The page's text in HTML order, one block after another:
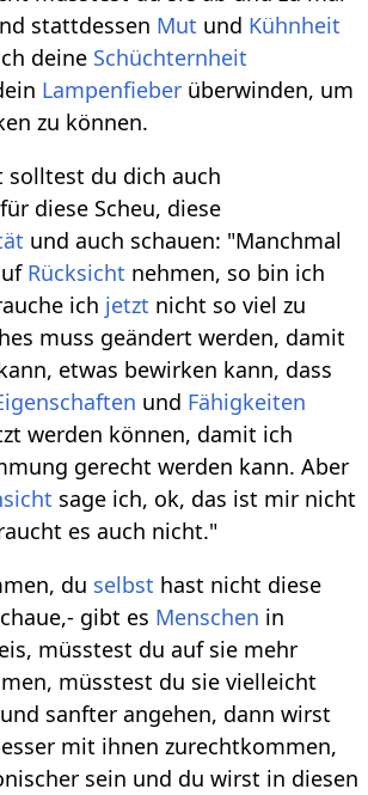
stattdessen Mut und Kühnheit
deine Schüchternheit
Lampenfieber überwinden, um
zu können.
solltest du dich auch
diese Scheu, diese
und auch schauen: "Manchmal
Rücksicht nehmen, so bin ich
ich jetzt nicht so viel zu
muss geändert werden, damit
etwas bewirken kann, dass
und Fähigkeiten
werden können, damit ich
gerecht werden kann. Aber
sage ich, ok, das ist mir nicht
es auch nicht."
du selbst hast nicht diese
gibt es Menschen in
müsstest du auf sie mehr
müsstest du sie vielleicht
sanfter angehen, dann wirst
mit ihnen zurechtkommen,
sein und du wirst in diesen